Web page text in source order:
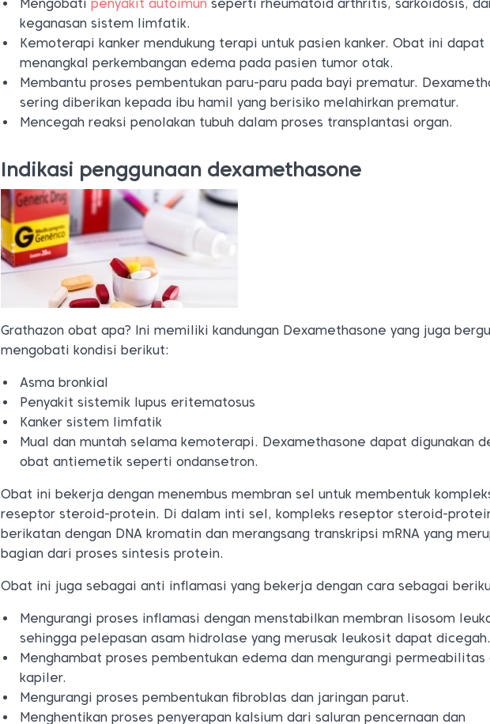
Mengobatipenyakit autoimun seperti rheumatoid arthritis, sarkoidosis,
keganasan sistem limfatik.
Kemoterapi kanker mendukung terapi untuk pasien kanker. Obat ini dapat
menangkal perkembangan edema pada pasien tumor otak.
Membantu proses pembentukan paru-paru pada bayi prematur.
sering diberikan kepada ibu hamil yang berisiko melahirkan prematur.
Mencegah reaksi penolakan tubuh dalam proses transplantasi organ.
Indikasi penggunaan dexamethasone
Grathazon obat apa? Ini memiliki kandungan Dexamethasone yang juga
mengobati kondisi berikut:
Asma bronkial
Penyakit sistemik lupus eritematosus
Kanker sistem limfatik
Mual dan muntah selama kemoterapi. Dexamethasone dapat digunakan
obat antiemetik seperti ondansetron.
Obat ini bekerja dengan menembus membran sel untuk membentuk
reseptor steroid-protein. Di dalam inti sel, kompleks reseptor steroid-
berikatan dengan DNA kromatin dan merangsang transkripsi mRNA yang
bagian dari proses sintesis protein.
Obat ini juga sebagai anti inflamasi yang bekerja dengan cara sebagai
Mengurangi proses inflamasi dengan menstabilkan membran lisosom
sehingga pelepasan asam hidrolase yang merusak leukosit dapat dicegah.
Menghambat proses pembentukan edema dan mengurangi permeabilitas
kapiler.
Mengurangi proses pembentukan fibroblas dan jaringan parut.
Menghentikan proses penyerapan kalsium dari saluran pencernaan dan